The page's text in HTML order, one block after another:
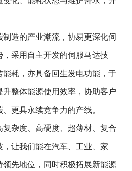
造的产业潮流，协易更深化伺
，采用自主开发的伺服马达技
耗，亦具备回生发电功能，于
整体能源使用效率，协助客户
更具永续竞争力的产线。
杂度、高硬度、超薄材、复合
让我们能在汽车、工业、家
先地位，同时积极拓展新能源